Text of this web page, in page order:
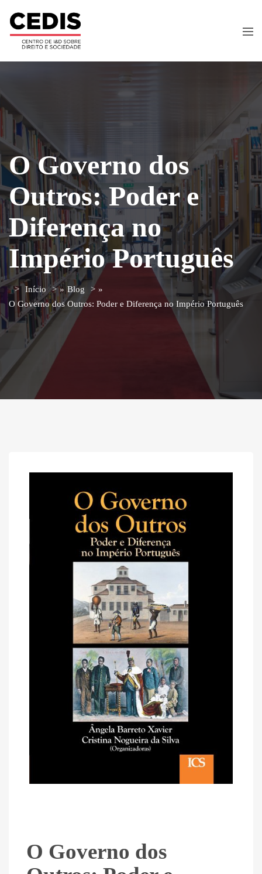
O Governo dos
Outros: Poder e
Diferença no
Império Português
Início » Blog
»
O Governo dos Outros: Poder e Diferença no Império Português
O Governo dos